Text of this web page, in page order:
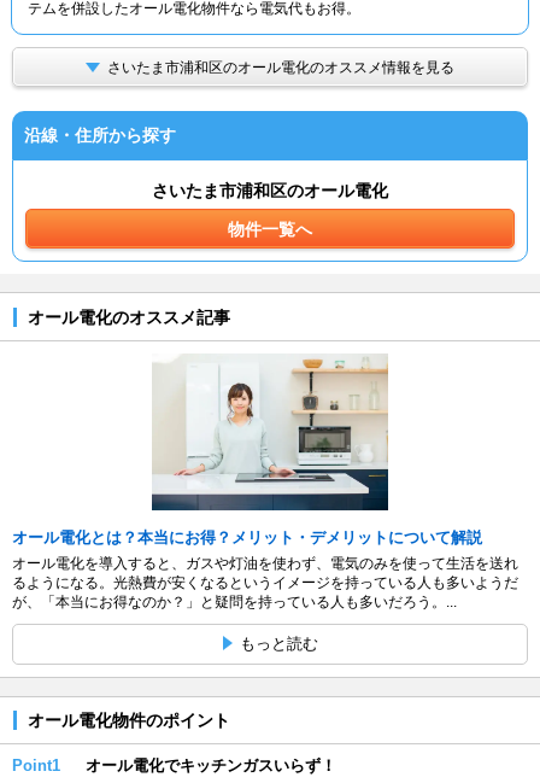
TOP
テムを併設したオール電化物件なら電気代もお得。
さいたま市浦和区のオール電化のオススメ情報を見る
沿線・住所から探す
さいたま市浦和区のオール電化
物件一覧へ
オール電化のオススメ記事
オール電化とは？本当にお得？メリット・デメリットについて解説
オール電化を導入すると、ガスや灯油を使わず、電気のみを使って生活を送れ
るようになる。光熱費が安くなるというイメージを持っている人も多いようだ
が、「本当にお得なのか？」と疑問を持っている人も多いだろう。...
もっと読む
オール電化物件のポイント
Point1 オール電化でキッチンガスいらず！